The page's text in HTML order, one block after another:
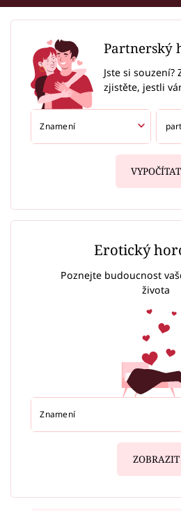
Partnerský
Jste si souzení?
zjistěte, jestli
VYPOČÍTAT
Erotický
Poznejte budoucnost
života
ZOBRAZIT